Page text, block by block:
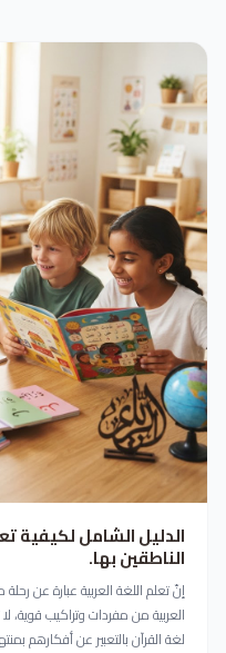
الدليل الشامل لكيفية
الناطقين بها.
إنّ تعلم اللغة العربية عبارة عن
العربية من مفردات وتراكيب
لغة القرآن بالتعبير عن أفكارهم